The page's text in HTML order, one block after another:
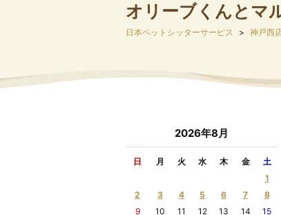
オリーブくんとマ
日本ペットシッターサービス 神戸西
2026年8月
日 月 火 水 木 金 土
1
2
3 4 5 6 7
8
9
10 11 12 13 14
15